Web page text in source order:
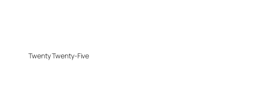
Twenty Twenty-Five